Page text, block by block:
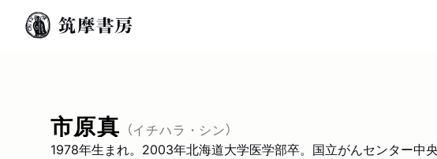
市原真 （イチハラ・シン）
1978年生まれ。2003年北海道大学医学部卒。国立がんセンター中